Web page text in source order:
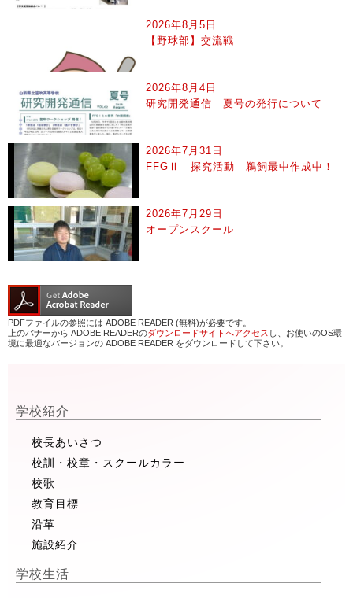
2026年8月5日
【野球部】交流戦
2026年8月4日
研究開発通信 夏号の発行について
2026年7月31日
FFGⅡ 探究活動 鵜飼最中作成中！
2026年7月29日
オープンスクール
PDFファイルの参照には ADOBE READER (無料)が必要です。
上のバナーから ADOBE READERのダウンロードサイトへアクセス し、お使いのOS環
境に最適なバージョンの ADOBE READER をダウンロードして下さい。
学校紹介
校長あいさつ
校訓・校章・スクールカラー
校歌
教育目標
沿革
施設紹介
学校生活